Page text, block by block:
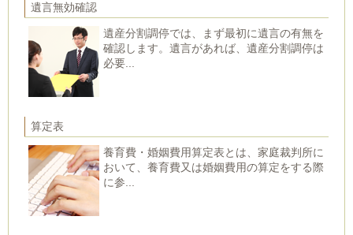
遺言無効確認
遺産分割調停では、まず最初に遺言の有無を
確認します。遺言があれば、遺産分割調停は
必要...
算定表
養育費・婚姻費用算定表とは、家庭裁判所に
おいて、養育費又は婚姻費用の算定をする際
に参...